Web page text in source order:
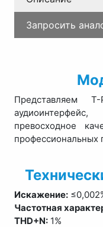
Запросить
Представляем
превосходное
профессиональных
Искажение:
Частотная
THD+N:1%